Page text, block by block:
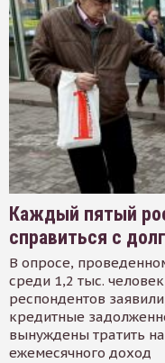
Каждый пятый
справиться с
В опросе,
среди 1,2 тыс.
респондентов
кредитные
вынуждены тратить
ежемесячного доход